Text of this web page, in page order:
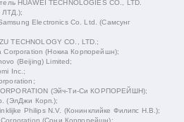
HUAWEI TECHNOLOGIES CO., LTD.
Electronics Co. Ltd. (Самсунг
TECHNOLOGY CO., LTD.;
Corporation (Нокиа Корпорейшн);
(Beijing) Limited;
Inc.;
(Эйч-Ти-Си КОРПОРЕЙШН);
(ЭлДжи Корп.);
Philips N.V. (Конинклийке Филипс Н.В.);
(Сони Корпорейшн);